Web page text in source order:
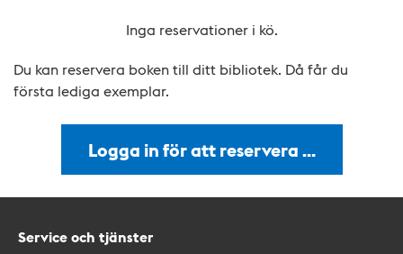
Inga reservationer i kö.
Du kan reservera boken till ditt bibliotek. Då får du
första lediga exemplar.
Logga in för att reservera …
Service och tjänster